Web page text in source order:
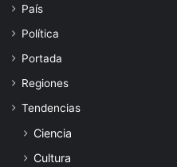
País
Política
Portada
Regiones
Tendencias
Ciencia
Cultura